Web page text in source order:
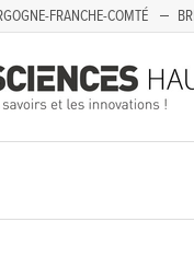
FRANCHE-COMTÉ